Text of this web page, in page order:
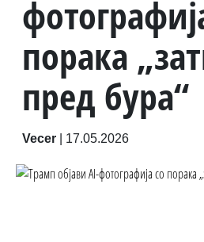
порака
пред бура“
Vecer 17.05.2026